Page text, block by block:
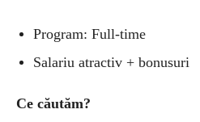
Program: Full-time
Salariu atractiv + bonusuri
Ce căutăm?